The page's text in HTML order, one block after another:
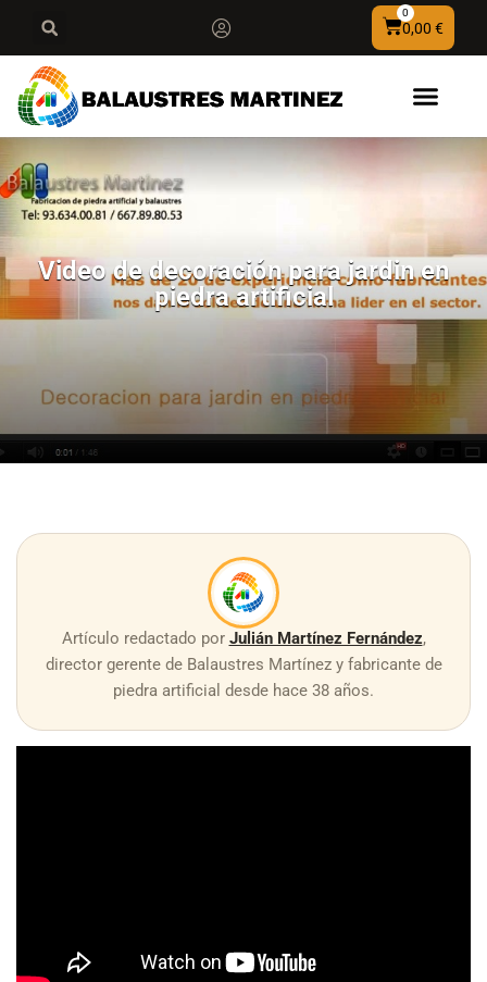
0,00 €
0
Video de decoración para jardin en
piedra artificial
Artículo redactado por Julián Martínez Fernández,
director gerente de Balaustres Martínez y fabricante de
piedra artificial desde hace 38 años.